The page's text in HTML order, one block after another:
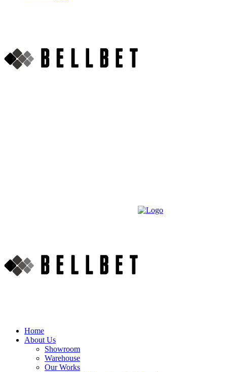
Home
About Us
Showroom
Warehouse
Our Works